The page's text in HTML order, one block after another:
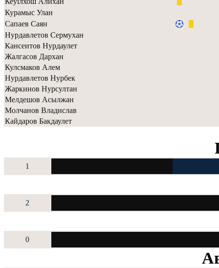
Курамыс Улан
Сапаев Саян
Нурдавлетов Сермухан
Кансеитов Нурдаулет
Жалгасов Дархан
Кулсмаков Алем
Нурдавлетов Нурбек
Жаркинов Нурсултан
Мелдешов Асылжан
Молчанов Владислав
Кайдаров Бакдаулет
1
2
0